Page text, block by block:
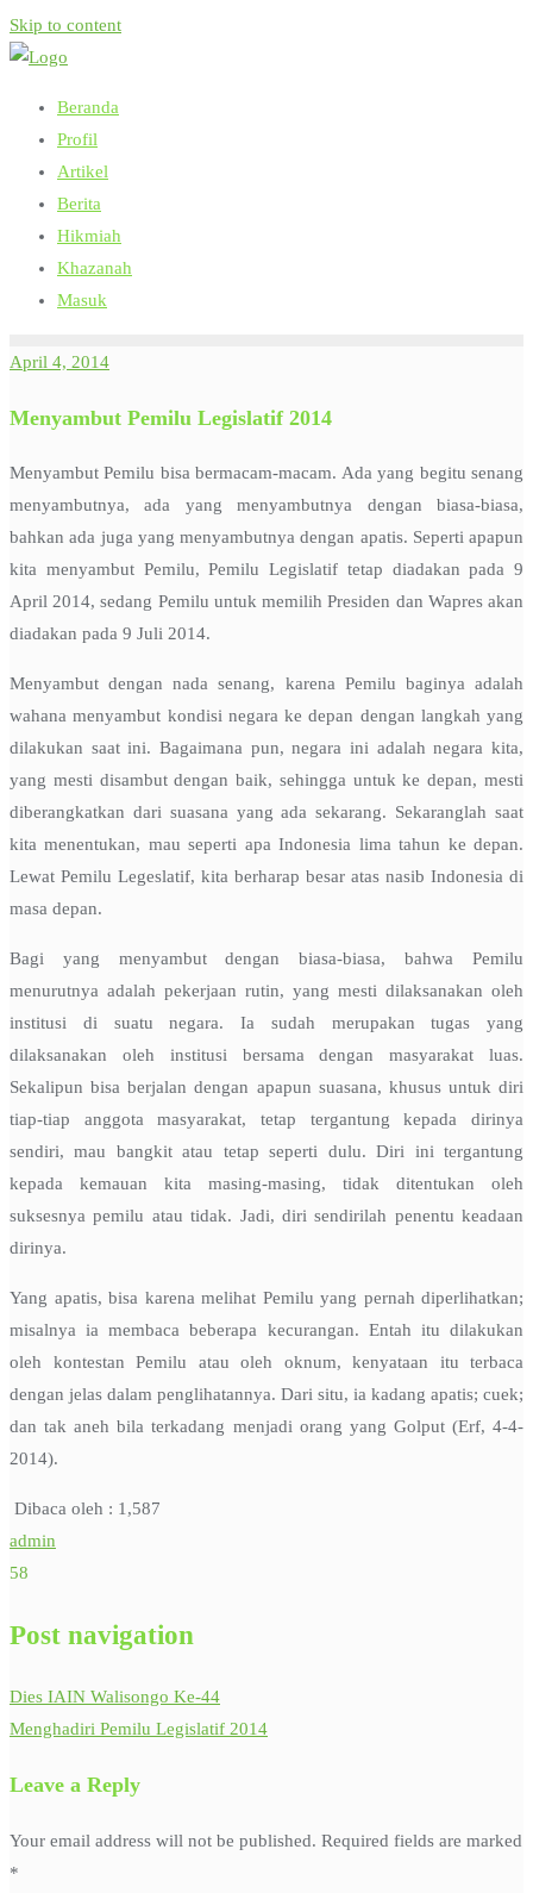
Skip to content
Beranda
Profil
Artikel
Berita
Hikmiah
Khazanah
Masuk
April 4, 2014
Menyambut Pemilu Legislatif 2014
Menyambut Pemilu bisa bermacam-macam. Ada yang begitu senang
menyambutnya, ada yang menyambutnya dengan biasa-biasa,
bahkan ada juga yang menyambutnya dengan apatis. Seperti apapun
kita menyambut Pemilu, Pemilu Legislatif tetap diadakan pada 9
April 2014, sedang Pemilu untuk memilih Presiden dan Wapres akan
diadakan pada 9 Juli 2014.
Menyambut dengan nada senang, karena Pemilu baginya adalah
wahana menyambut kondisi negara ke depan dengan langkah yang
dilakukan saat ini. Bagaimana pun, negara ini adalah negara kita,
yang mesti disambut dengan baik, sehingga untuk ke depan, mesti
diberangkatkan dari suasana yang ada sekarang. Sekaranglah saat
kita menentukan, mau seperti apa Indonesia lima tahun ke depan.
Lewat Pemilu Legeslatif, kita berharap besar atas nasib Indonesia di
masa depan.
Bagi yang menyambut dengan biasa-biasa, bahwa Pemilu
menurutnya adalah pekerjaan rutin, yang mesti dilaksanakan oleh
institusi di suatu negara. Ia sudah merupakan tugas yang
dilaksanakan oleh institusi bersama dengan masyarakat luas.
Sekalipun bisa berjalan dengan apapun suasana, khusus untuk diri
tiap-tiap anggota masyarakat, tetap tergantung kepada dirinya
sendiri, mau bangkit atau tetap seperti dulu. Diri ini tergantung
kepada kemauan kita masing-masing, tidak ditentukan oleh
suksesnya pemilu atau tidak. Jadi, diri sendirilah penentu keadaan
dirinya.
Yang apatis, bisa karena melihat Pemilu yang pernah diperlihatkan;
misalnya ia membaca beberapa kecurangan. Entah itu dilakukan
oleh kontestan Pemilu atau oleh oknum, kenyataan itu terbaca
dengan jelas dalam penglihatannya. Dari situ, ia kadang apatis; cuek;
dan tak aneh bila terkadang menjadi orang yang Golput (Erf, 4-4-
2014).
Dibaca oleh : 1,587
admin
58
Post navigation
Dies IAIN Walisongo Ke-44
Menghadiri Pemilu Legislatif 2014
Leave a Reply
Your email address will not be published. Required fields are marked
*